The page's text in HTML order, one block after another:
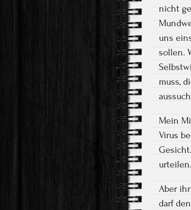
nicht
uns
sollen.
muss,
Mein
Virus
Aber
darf